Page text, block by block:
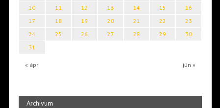
« ápr jún »
10
11 12 13 14 15
16
17
18 19 20 21 22
23
24
25 26 27 28 29
30
31
Archívum